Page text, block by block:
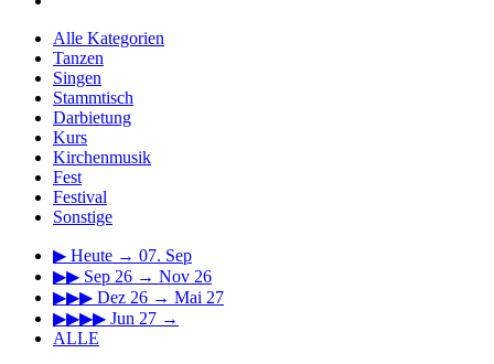
Alle Kategorien
Tanzen
Singen
Stammtisch
Darbietung
Kurs
Kirchenmusik
Fest
Festival
Sonstige
▶ Heute → 07. Sep
▶▶ Sep 26 → Nov 26
▶▶▶ Dez 26 → Mai 27
▶▶▶▶ Jun 27 →
ALLE